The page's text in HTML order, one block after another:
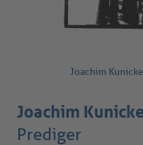
Joachim
Joachim
Prediger